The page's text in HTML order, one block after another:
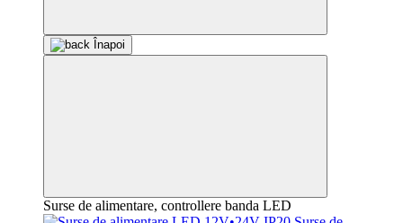
Înapoi
Surse de alimentare, controllere banda LED